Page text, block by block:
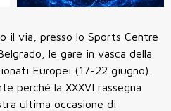
il via, presso lo Sports Centre
le gare in vasca della
Europei (17-22 giugno).
perché la XXXVI rassegna
ultima occasione di